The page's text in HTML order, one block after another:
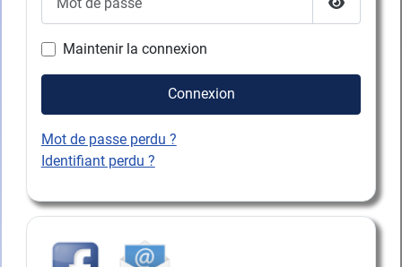
Afficher
Maintenir la connexion
Connexion
Mot de passe perdu ?
Identifiant perdu ?